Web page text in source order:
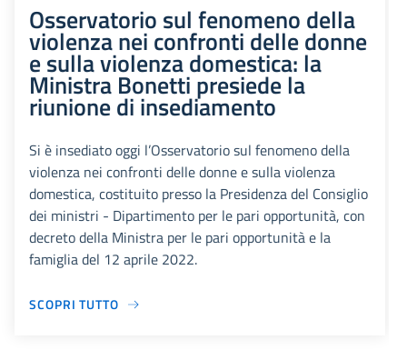
Osservatorio sul fenomeno della
violenza nei confronti delle donne
e sulla violenza domestica: la
Ministra Bonetti presiede la
riunione di insediamento
Si è insediato oggi l’Osservatorio sul fenomeno della
violenza nei confronti delle donne e sulla violenza
domestica, costituito presso la Presidenza del Consiglio
dei ministri - Dipartimento per le pari opportunità, con
decreto della Ministra per le pari opportunità e la
famiglia del 12 aprile 2022.
SCOPRI TUTTO